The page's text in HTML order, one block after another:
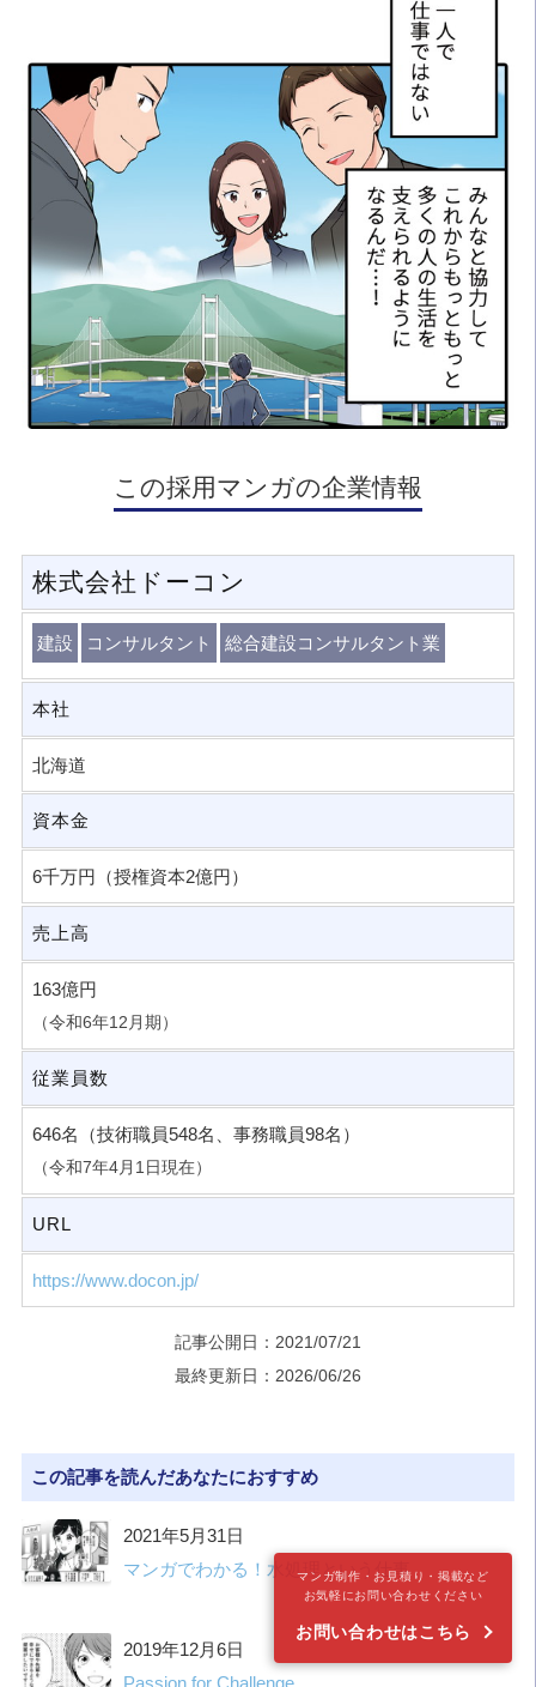
この採用マンガの企業情報
株式会社ドーコン
建設 コンサルタント 総合建設コンサルタント業
本社
北海道
資本金
6千万円（授権資本2億円）
売上高
163億円
（令和6年12月期）
従業員数
646名（技術職員548名、事務職員98名）
（令和7年4月1日現在）
URL
https://www.docon.jp/
記事公開日：2021/07/21
最終更新日：2026/06/26
この記事を読んだあなたにおすすめ
2021年5月31日
マンガでわかる！水処理という仕事
2019年12月6日
マンガ制作・お見積り・掲載など
お気軽にお問い合わせください
お問い合わせはこちら